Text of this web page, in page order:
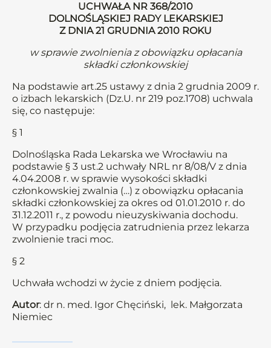
UCHWAŁA NR 368/2010
DOLNOŚLĄSKIEJ RADY LEKARSKIEJ
Z DNIA 21 GRUDNIA 2010 ROKU
w sprawie zwolnienia z obowiązku opłacania
składki członkowskiej
Na podstawie art.25 ustawy z dnia 2 grudnia 2009 r.
o izbach lekarskich (Dz.U. nr 219 poz.1708) uchwala
się, co następuje:
§ 1
Dolnośląska Rada Lekarska we Wrocławiu na
podstawie § 3 ust.2 uchwały NRL nr 8/08/V z dnia
4.04.2008 r. w sprawie wysokości składki
członkowskiej zwalnia (…) z obowiązku opłacania
składki członkowskiej za okres od 01.01.2010 r. do
31.12.2011 r., z powodu nieuzyskiwania dochodu.
W przypadku podjęcia zatrudnienia przez lekarza
zwolnienie traci moc.
§ 2
Uchwała wchodzi w życie z dniem podjęcia.
Autor: dr n. med. Igor Chęciński, lek. Małgorzata
Niemiec